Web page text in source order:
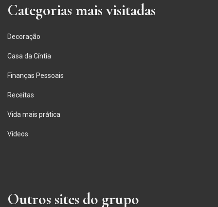
Categorias mais visitadas
Decoração
Casa da Cíntia
Finanças Pessoais
Receitas
Vida mais prática
Vídeos
Outros sites do grupo